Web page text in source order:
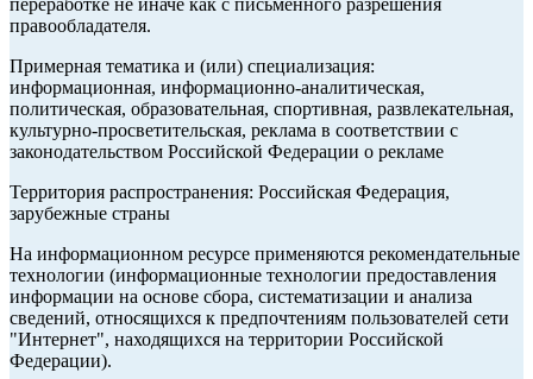
переработке не иначе как с письменного разрешения
правообладателя.
Примерная тематика и (или) специализация:
информационная, информационно-аналитическая,
политическая, образовательная, спортивная, развлекательная,
культурно-просветительская, реклама в соответствии с
законодательством Российской Федерации о рекламе
Территория распространения: Российская Федерация,
зарубежные страны
На информационном ресурсе применяются рекомендательные
технологии (информационные технологии предоставления
информации на основе сбора, систематизации и анализа
сведений, относящихся к предпочтениям пользователей сети
"Интернет", находящихся на территории Российской
Федерации).